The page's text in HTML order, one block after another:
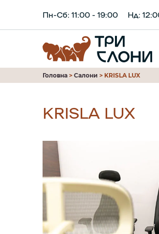
Пн-Сб: 11:00 - 19:00 Нд:
Головна > Салони > KRISLA LUX
KRISLA LUX